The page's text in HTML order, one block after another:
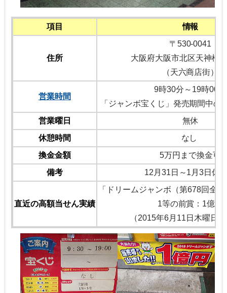
項目 情報
住所
〒 530-0041
大阪府大阪市北区天神橋6
（天六商店街）
営業時間
9時30分～19時00分
「ジャンボ宝くじ」発売期間中
営業曜日
無休
休憩時間
なし
換金金額
5万円まで換金可
備考
12月31日～1月3日休
直近の高額当せん実績
「ドリームジャンボ（第678回全
1等の前賞：1億円
（2015年6月11日木曜日